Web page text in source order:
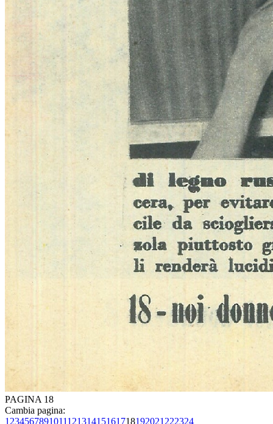
PAGINA 18
Cambia pagina:
1 23456789101112131415161718192021 222324